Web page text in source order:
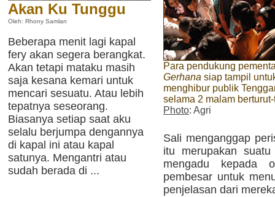
Akan Ku Tunggu
Oleh: Rhony Samlan
Beberapa menit lagi kapal
fery akan segera berangkat.
Akan tetapi mataku masih
saja kesana kemari untuk
mencari sesuatu. Atau lebih
tepatnya seseorang.
Biasanya setiap saat aku
selalu berjumpa dengannya
di kapal ini atau kapal
satunya. Mengantri atau
sudah berada di ...
Para pendukung
Gerhana siap tampil
menghibur publik
selama 2 malam
Photo: Agri
Sali menganggap
itu merupakan
mengadu kepada
pembesar untuk
penjelasan dari